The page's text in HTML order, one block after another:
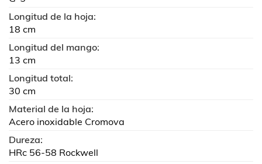
Longitud de la hoja:
18 cm
Longitud del mango:
13 cm
Longitud total:
30 cm
Material de la hoja:
Acero inoxidable Cromova
Dureza:
HRc 56-58 Rockwell